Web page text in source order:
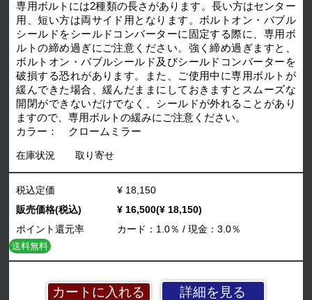
専用ボルトには2種類の長さがあります。長い方はセンター
用、短い方は両サイド用となります。ボルトオン・バブル
シールドをシールドコンバーターに固定する際に、専用ボ
ルトの締め過ぎにご注意ください。強く締め過ぎますと、
ボルトオン・バブルシールド及びシールドコンバーターを
破損する恐れがあります。また、ご使用中に専用ボルトが
緩んできた場合、緩んだままにしておきますとスムーズな
開閉ができないだけでなく、シールドが外れることがあり
ますので、専用ボルトの緩みにご注意ください。
カラー： クロームミラー
在庫状況 取り寄せ
詳細を見る
税込定価
¥ 18,150
販売価格(税込)
¥ 16,500(¥ 18,150)
ポイント還元率
カード：1.0％ / 現金：3.0％
送料無料